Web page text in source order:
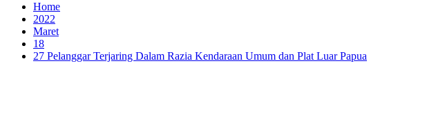
Home
2022
Maret
18
27 Pelanggar Terjaring Dalam Razia Kendaraan Umum dan Plat Luar Papua